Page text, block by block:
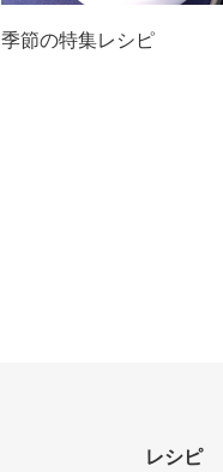
季節の特集レシピ
レシピ